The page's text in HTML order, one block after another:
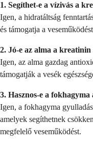
1. Segíthet-e a vízivás a
Igen, a hidratáltság
és támogatja a
2. Jó-e az alma a kreatinin
Igen, az alma gazdag
támogatják a vesék
3. Hasznos-e a fokhagyma
Igen, a fokhagyma
amelyek segíthetnek
megfelelő veseműködést.